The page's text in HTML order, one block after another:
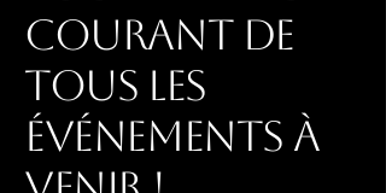
courant de
tous les
événements à